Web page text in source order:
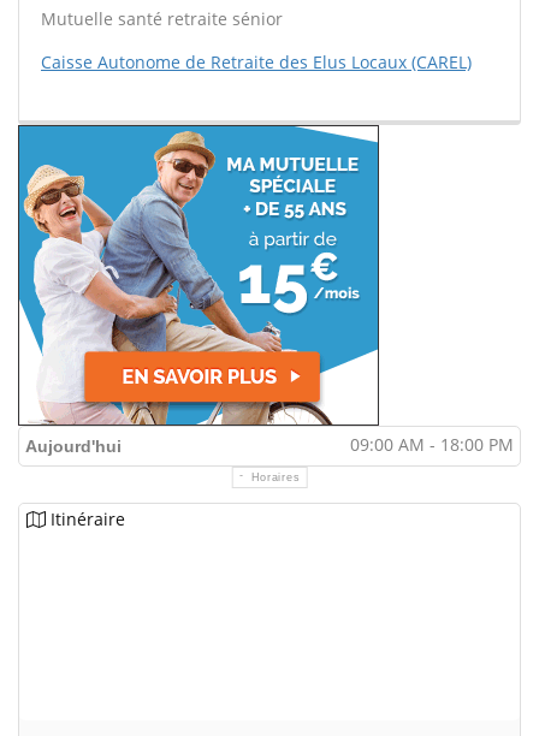
Mutuelle santé retraite sénior
Caisse Autonome de Retraite des Elus Locaux (CAREL)
Aujourd'hui 09:00 AM - 18:00 PM
Horaires
Itinéraire